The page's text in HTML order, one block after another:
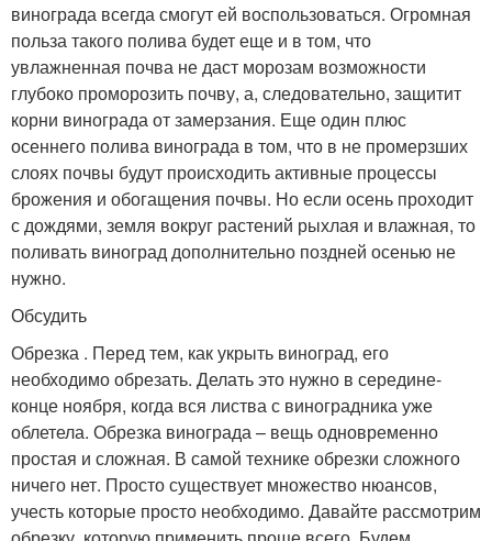
винограда всегда смогут ей воспользоваться. Огромная
польза такого полива будет еще и в том, что
увлажненная почва не даст морозам возможности
глубоко проморозить почву, а, следовательно, защитит
корни винограда от замерзания. Еще один плюс
осеннего полива винограда в том, что в не промерзших
слоях почвы будут происходить активные процессы
брожения и обогащения почвы. Но если осень проходит
с дождями, земля вокруг растений рыхлая и влажная, то
поливать виноград дополнительно поздней осенью не
нужно.
Обсудить
Обрезка . Перед тем, как укрыть виноград, его
необходимо обрезать. Делать это нужно в середине-
конце ноября, когда вся листва с виноградника уже
облетела. Обрезка винограда – вещь одновременно
простая и сложная. В самой технике обрезки сложного
ничего нет. Просто существует множество нюансов,
учесть которые просто необходимо. Давайте рассмотрим